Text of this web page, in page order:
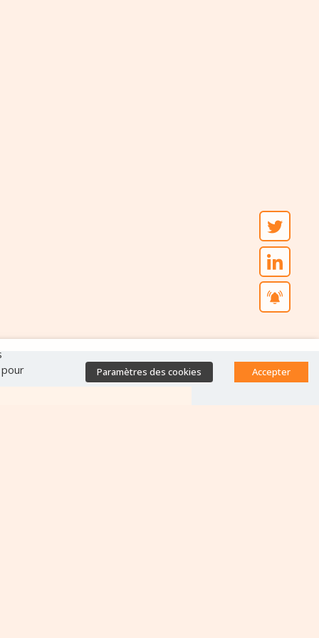
pour
Paramètres des cookies Accepter